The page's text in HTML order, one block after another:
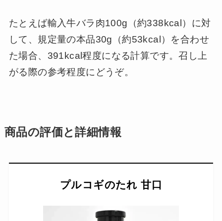
たとえば輸入牛バラ肉100g（約338kcal）に対
して、規定量の本品30g（約53kcal）を合わせ
た場合、391kcal程度になる計算です。召し上
がる際の参考程度にどうぞ。
商品の評価と詳細情報
プルコギのたれ 甘口